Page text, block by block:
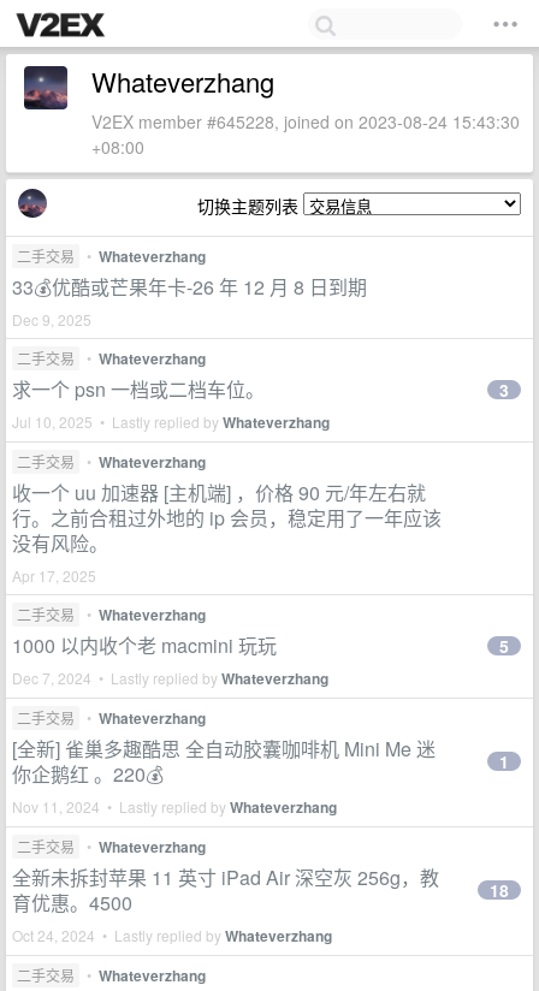
Whateverzhang
V2EX member #645228, joined on 2023-08-24 15:43:30
+08:00
切换主题列表
二手交易 • Whateverzhang
33💰优酷或芒果年卡-26 年 12 月 8 日到期
Dec 9, 2025
二手交易
• Whateverzhang
求一个 psn 一档或二档车位。
Jul 10, 2025 • Lastly replied byWhateverzhang
3
二手交易 • Whateverzhang
收一个 uu 加速器 [主机端] ，价格 90 元/年左右就
行。之前合租过外地的 ip 会员，稳定用了一年应该
没有风险。
Apr 17, 2025
二手交易
• Whateverzhang
1000 以内收个老 macmini 玩玩
Dec 7, 2024 • Lastly replied byWhateverzhang
5
二手交易 • Whateverzhang
[全新] 雀巢多趣酷思 全自动胶囊咖啡机 Mini Me 迷
你企鹅红 。220💰
Nov 11, 2024 • Lastly replied byWhateverzhang
1
二手交易 • Whateverzhang
全新未拆封苹果 11 英寸 iPad Air 深空灰 256g，教
育优惠。4500
Oct 24, 2024 • Lastly replied byWhateverzhang
18
二手交易 • Whateverzhang